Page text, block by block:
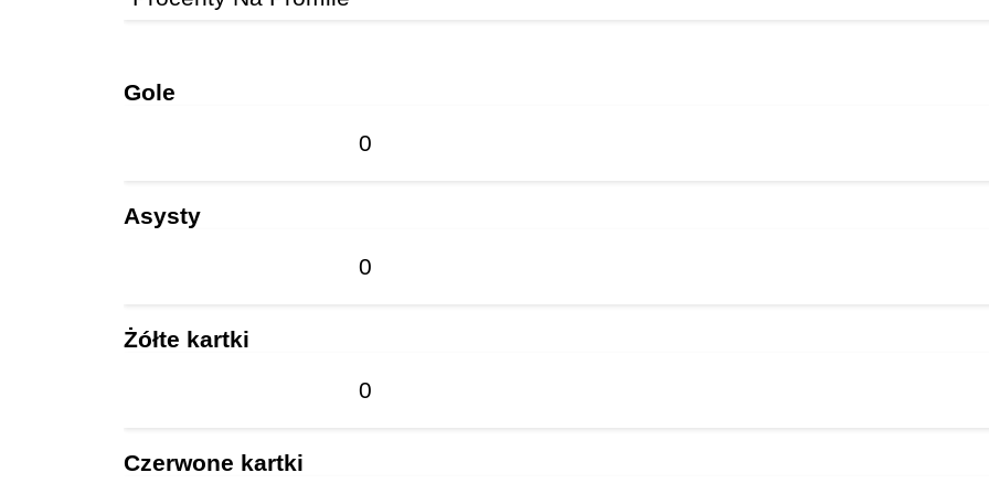
Gole
0
Asysty
0
Żółte kartki
0
Czerwone kartki